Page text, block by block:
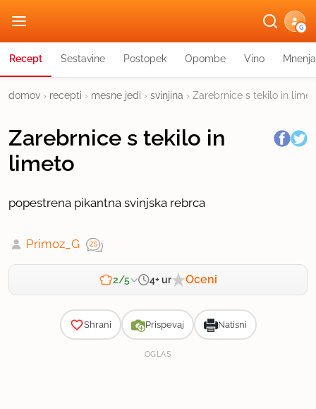
G
Recept Sestavine Postopek Opombe Vino Mnenja
domov › recepti › mesne jedi › svinjina › Zarebrnice s tekilo in
Zarebrnice s tekilo in
limeto
popestrena pikantna svinjska rebrca
Primoz_G
2/5 4+ ur Oceni
Shrani Prispevaj Natisni
OGLAS